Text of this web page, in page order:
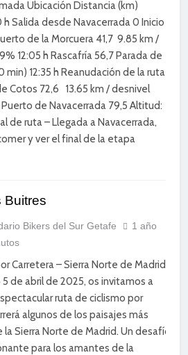
Ubicación Distancia (km)
Salida desde Navacerrada 0 Inicio
de la Morcuera 41,7 9.85 km /
12:05 h Rascafría 56,7 Parada de
12:35 h Reanudación de la ruta
Cotos 72,6 13.65 km / desnivel
de Navacerrada 79,5 Altitud:
de ruta – Llegada a Navacerrada,
y ver el final de la etapa
Buitres
Bikers del Sur Getafe
1 año
Carretera – Sierra Norte de Madrid
de abril de 2025, os invitamos a
ruta de ciclismo por
algunos de los paisajes más
Sierra Norte de Madrid. Un desafío
para los amantes de la